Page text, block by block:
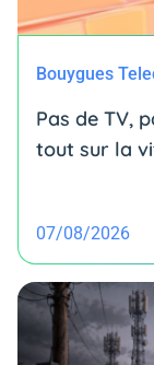
Bouygues
Pas de TV,
tout sur la
07/08/2026